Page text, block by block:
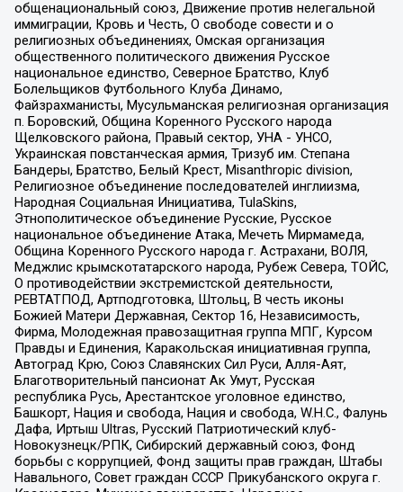
общенациональный союз, Движение против нелегальной
иммиграции, Кровь и Честь, О свободе совести и о
религиозных объединениях, Омская организация
общественного политического движения Русское
национальное единство, Северное Братство, Клуб
Болельщиков Футбольного Клуба Динамо,
Файзрахманисты, Мусульманская религиозная организация
п. Боровский, Община Коренного Русского народа
Щелковского района, Правый сектор, УНА - УНСО,
Украинская повстанческая армия, Тризуб им. Степана
Бандеры, Братство, Белый Крест, Misanthropic division,
Религиозное объединение последователей инглиизма,
Народная Социальная Инициатива, TulaSkins,
Этнополитическое объединение Русские, Русское
национальное объединение Атака, Мечеть Мирмамеда,
Община Коренного Русского народа г. Астрахани, ВОЛЯ,
Меджлис крымскотатарского народа, Рубеж Севера, ТОЙС,
О противодействии экстремистской деятельности,
РЕВТАТПОД, Артподготовка, Штольц, В честь иконы
Божией Матери Державная, Сектор 16, Независимость,
Фирма, Молодежная правозащитная группа МПГ, Курсом
Правды и Единения, Каракольская инициативная группа,
Автоград Крю, Союз Славянских Сил Руси, Алля-Аят,
Благотворительный пансионат Ак Умут, Русская
республика Русь, Арестантское уголовное единство,
Башкорт, Нация и свобода, Нация и свобода, W.H.С., Фалунь
Дафа, Иртыш Ultras, Русский Патриотический клуб-
Новокузнецк/РПК, Сибирский державный союз, Фонд
борьбы с коррупцией, Фонд защиты прав граждан, Штабы
Навального, Совет граждан СССР Прикубанского округа г.